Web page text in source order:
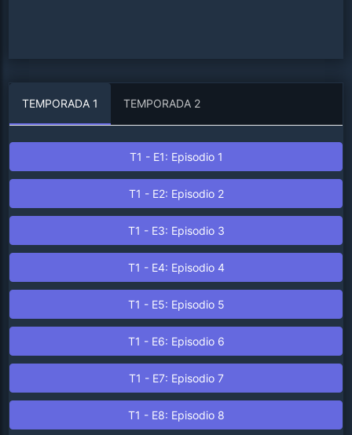
TEMPORADA 1 TEMPORADA 2
T1 - E1: Episodio 1
T1 - E2: Episodio 2
T1 - E3: Episodio 3
T1 - E4: Episodio 4
T1 - E5: Episodio 5
T1 - E6: Episodio 6
T1 - E7: Episodio 7
T1 - E8: Episodio 8